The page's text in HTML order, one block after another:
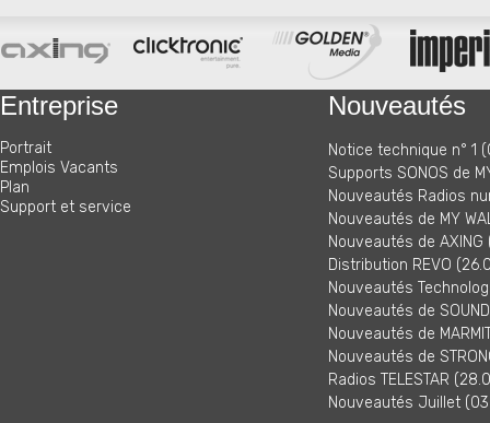
Entreprise
Portrait
Emplois Vacants
Plan
Support et service
Nouveautés
Notice technique n° 1
Supports SONOS de
Nouveautés Radios
Nouveautés de MY
Nouveautés de AXING
Distribution REVO
Nouveautés
Nouveautés de
Nouveautés de
Nouveautés de
Radios TELESTAR
Nouveautés Juillet